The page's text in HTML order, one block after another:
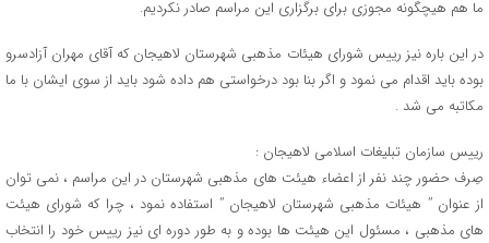
ما هم هیچگونه مجوزی برای برگزاری این مراسم صادر نکردیم.
در این باره نیز رییس شورای هیئات مذهبی شهرستان لاهیجان که آقای مهران آزادسرو
بوده باید اقدام می نمود و اگر بنا بود درخواستی هم داده شود باید از سوی ایشان با ما
مکاتبه می شد .
رییس سازمان تبلیغات اسلامی لاهیجان :
صِرف حضور چند نفر از اعضاء هیئت های مذهبی شهرستان در این مراسم ، نمی توان
از عنوان ” هیئات مذهبی شهرستان لاهیجان ” استفاده نمود ، چرا که شورای هیئت
های مذهبی ، مسئول این هیئت ها بوده و به طور دوره ای نیز رییس خود را انتخاب